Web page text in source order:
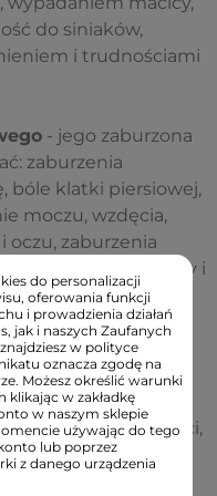
do siniaków,
i trudnościami
- jego zaburzona
zaburzenia
bóle klatki piersiowej,
moczu, wzdęcia,
oczu, zaburzenia
języka, skóry i
zawroty głowy,
zmienność
energetycznej:
kaszel, duszności,
bóle nadgarstków i
problemy z
do personalizacji
oferowania funkcji
i prowadzienia działań
jak i naszych Zaufanych
w polityce
oznacza zgodę na
Możesz określić warunki
w zakładkę
w naszym sklepie
używając do tego
lub poprzez
z danego urządzenia